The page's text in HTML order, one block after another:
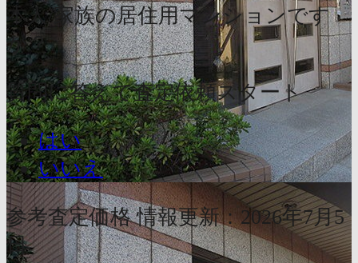
本人/家族の居住用マンションです
か？
質問に答えて査定依頼スタート
はい
いいえ
参考査定価格 情報更新：2026年7月5
日